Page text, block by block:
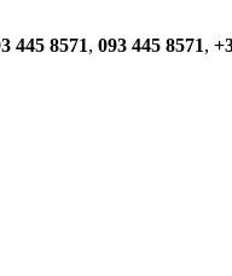
445 8571, 093 445 8571,